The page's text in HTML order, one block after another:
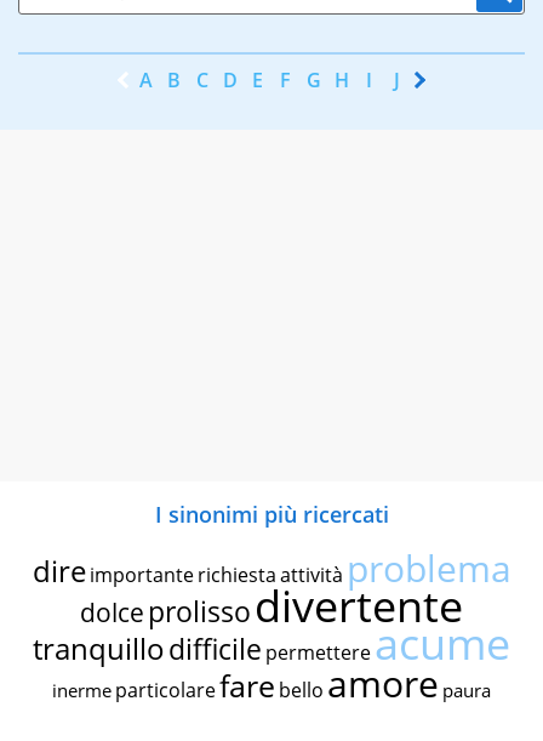
A B C D E F G H I J K
I sinonimi più ricercati
dire importante richiestaattività problema
dolce prolissodivertente
tranquillodifficile permettereacume
inerme particolarefare bello amore paura